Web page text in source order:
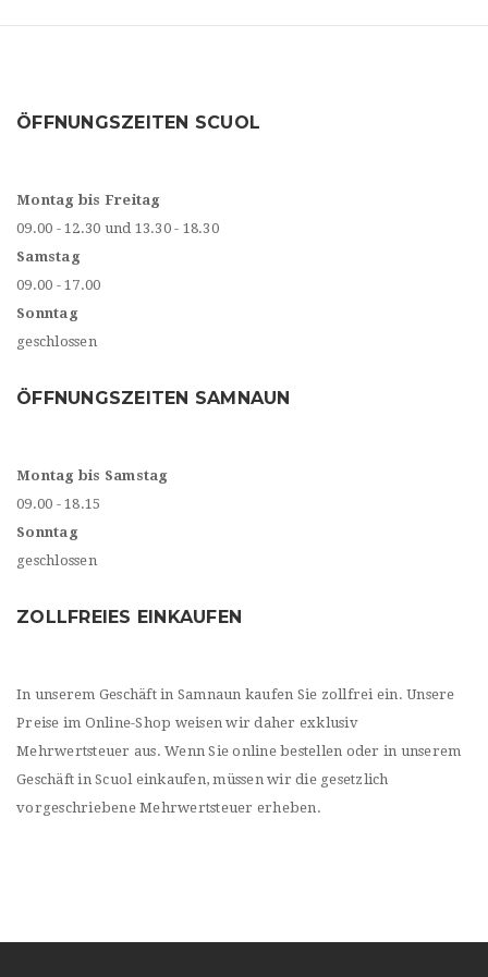
ÖFFNUNGSZEITEN SCUOL
Montag bis Freitag
09.00 - 12.30 und 13.30 - 18.30
Samstag
09.00 - 17.00
Sonntag
geschlossen
ÖFFNUNGSZEITEN SAMNAUN
Montag bis Samstag
09.00 - 18.15
Sonntag
geschlossen
ZOLLFREIES EINKAUFEN
In unserem Geschäft in Samnaun kaufen Sie zollfrei ein. Unsere
Preise im Online-Shop weisen wir daher exklusiv
Mehrwertsteuer aus. Wenn Sie online bestellen oder in unserem
Geschäft in Scuol einkaufen, müssen wir die gesetzlich
vorgeschriebene Mehrwertsteuer erheben.